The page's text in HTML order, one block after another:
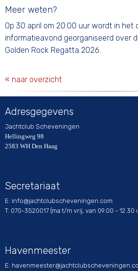
Meer weten?
Op 30 april om 20:00 uur wordt in het
informatieavond georganiseerd over
Golden Rock Regatta 2026.
« naar overzicht
Adresgegevens
Jachtclub Scheveningen
Hellingweg 98
2583 WH Den Haag
Secretariaat
E: ofni@jachtclubscheveningen.com
T: 070-3520017 (ma t/m vrij, van 09.00 - 12.30
Havenmeester
E: retseemnevah